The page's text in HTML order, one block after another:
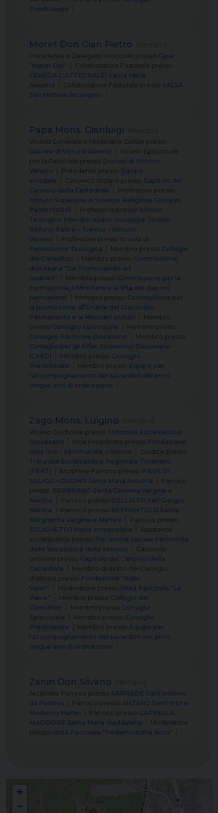
Presbiterale
Moret Don Gian Pietro
Presidente e Delegato Vescovile presso Casa
“Mater Dei”
Collaboratore Pastorale presso
CENEDA (CATTEDRALE) Santa Maria
Assunta
Collaboratore Pastorale presso SALSA
San Michele Arcangelo
Papa Mons. Gianluigi
Vicario Generale e Moderator Curiae presso
Diocesi di Vittorio Veneto
Vicario Episcopale
per la Pastorale presso Diocesi di Vittorio
Veneto
Presidente presso Équipe
sinodale
Canonico titolare presso Capitolo dei
Canonici della Cattedrale
Professore presso
Istituto Superiore di Scienze Religiose Giovanni
Paolo I (ISSR)
Professore presso Istituto
Teologico Interdiocesano Giuseppe Toniolo
Belluno-Feltre – Treviso – Vittorio
Veneto
Professore presso Scuola di
Formazione Teologica
Membro presso Collegio
dei Consultori
Membro presso Commissione
diocesana “De Promovendis ad
Ordines”
Membro presso Commissione per la
Formazione, il Ministero e la Vita dei diaconi
permanenti
Membro presso Commissione per
la promozione all’Ordine del Diaconato
Permanente e ai Ministeri istituiti
Membro
presso Consiglio Episcopale Membro presso
Consiglio Pastorale Diocesano
Membro presso
Consiglio per gli Affari Economici Diocesano
(CAED)
Membro presso Consiglio
Presbiterale
Membro presso Équipe per
l’accompagnamento dei sacerdoti dei primi
cinque anni di ordinazione
Zago Mons. Luigino
Vicario Giudiziale presso Tribunale Ecclesiastico
Diocesano
Vice Presidente presso Fondazione
Dina Orsi – Settimanale L’Azione
Giudice presso
Tribunale Ecclesiastico Regionale Triveneto
(TERT)
Arciprete Parroco presso PIEVE DI
SOLIGO – DUOMO Santa Maria Assunta
Parroco
presso BARBISANO Santa Caterina Vergine e
Martire
Parroco presso COLLALTO San Giorgio
Martire
Parroco presso REFRONTOLO Santa
Margherita Vergine e Martire
Parroco presso
SOLIGHETTO Maria Immacolata
Assistente
ecclesiastico presso Pia Unione Laicale Femminile
delle Vocazioni e delle Missioni
Canonico
onorario presso Capitolo dei Canonici della
Cattedrale
Membro di diritto del Consiglio
d'Istituto presso Fondazione “Balbi
Valier”
Moderatore presso Unità Pastorale “La
Pieve”
Membro presso Collegio dei
Consultori
Membro presso Consiglio
Episcopale
Membro presso Consiglio
Presbiterale
Membro presso Équipe per
l’accompagnamento dei sacerdoti dei primi
cinque anni di ordinazione
Zanin Don Silvano
Arciprete Parroco presso SARMEDE Sant’Antonio
da Padova
Parroco presso ANZANO Santi Vito e
Modesto Martiri
Parroco presso CAPPELLA
MAGGIORE Santa Maria Maddalena
Moderatore
presso Unità Pastorale “Pedemontana Nord”
Commissione diocesana per la Formazione permanente del Clero
+
−